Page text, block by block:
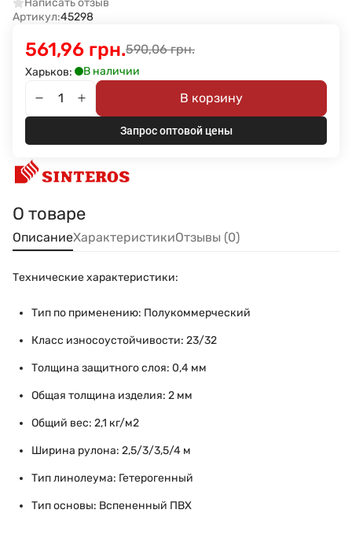
Написать отзыв
Артикул:45298
590,06 грн.
561,96 грн.
Харьков: В наличии
В корзину
Запрос оптовой цены
О товаре
ОписаниеХарактеристикиОтзывы (0)
Технические характеристики:
Тип по применению: Полукоммерческий
Класс износоустойчивости: 23/32
Толщина защитного слоя: 0,4 мм
Общая толщина изделия: 2 мм
Общий вес: 2,1 кг/м2
Ширина рулона: 2,5/3/3,5/4 м
Тип линолеума: Гетерогенный
Тип основы: Вспененный ПВХ